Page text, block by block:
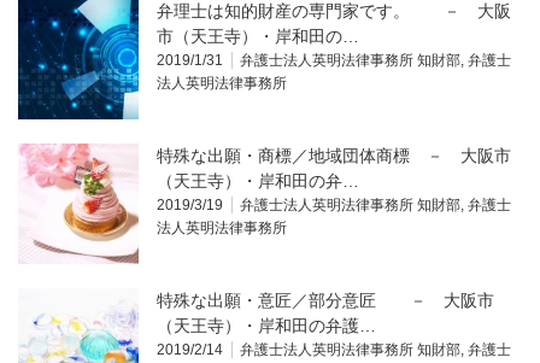
弁理士は知的財産の専門家です。 － 大阪
市（天王寺）・岸和田の…
2019/1/31 弁護士法人英明法律事務所 知財部, 弁護士
法人英明法律事務所
特殊な出願・商標／地域団体商標 － 大阪市
（天王寺）・岸和田の弁…
2019/3/19 弁護士法人英明法律事務所 知財部, 弁護士
法人英明法律事務所
特殊な出願・意匠／部分意匠 － 大阪市
（天王寺）・岸和田の弁護…
2019/2/14 弁護士法人英明法律事務所 知財部, 弁護士